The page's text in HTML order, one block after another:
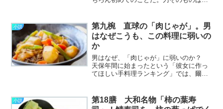
眼前にあるそれは、工芸品というよりむ
しろ命を宿した何かのよう………………
～続きを読む～
小説
第九椀 直球の「肉じゃが」。男
はなぜこうも、この料理に弱いの
か
男はなぜ、「肉じゃが」に弱いのか？
天保年間に始まったという「彼女に作っ
てほしい手料理ランキング」では、爾来
のベタぶりに、世の女性はうっかり「得
意料理は肉じゃがです」な………………
小説
第18膳 大和名物「柿の葉寿